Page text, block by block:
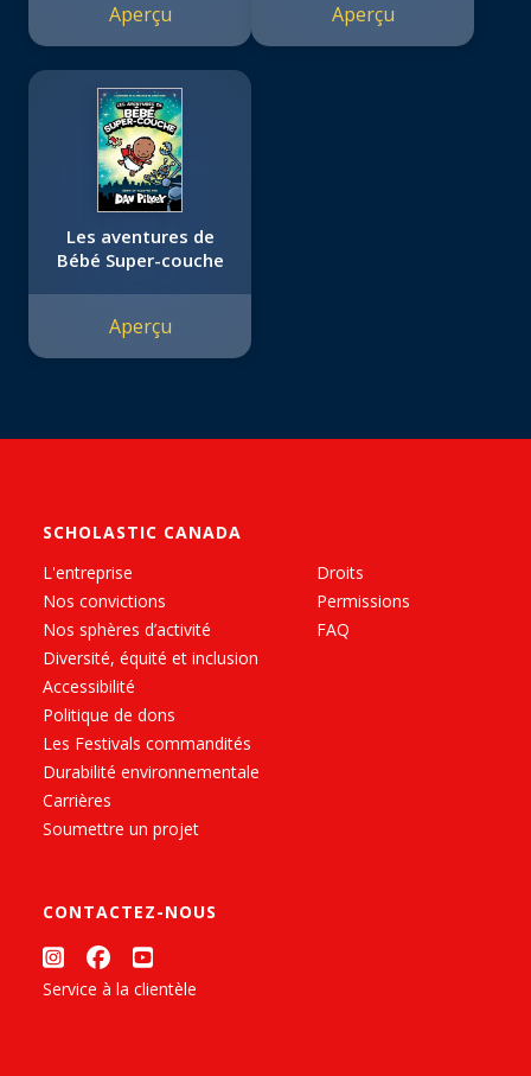
Aperçu Aperçu
Les aventures de
Bébé Super-couche
Aperçu
SCHOLASTIC CANADA
L'entreprise
Nos convictions
Nos sphères d’activité
Diversité, équité et inclusion
Accessibilité
Politique de dons
Les Festivals commandités
Durabilité environnementale
Carrières
Soumettre un projet
Droits
Permissions
FAQ
CONTACTEZ-NOUS
Service à la clientèle